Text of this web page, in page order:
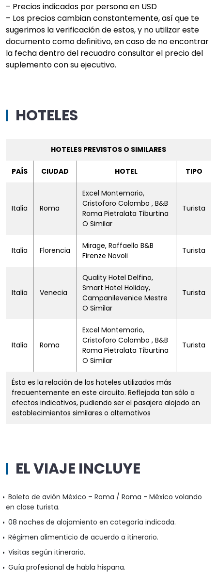
– Precios indicados por persona en USD
– Los precios cambian constantemente, así que te
sugerimos la verificación de estos, y no utilizar este
documento como definitivo, en caso de no encontrar
la fecha dentro del recuadro consultar el precio del
suplemento con su ejecutivo.
HOTELES
HOTELES PREVISTOS O SIMILARES
PAÍS CIUDAD HOTEL TIPO
Italia Roma
Excel Montemario,
Cristoforo Colombo , B&B
Roma Pietralata Tiburtina
O Similar
Turista
Italia Florencia
Mirage, Raffaello B&B
Firenze Novoli
Turista
Italia Venecia
Quality Hotel Delfino,
Smart Hotel Holiday,
Campanilevenice Mestre
O Similar
Turista
Italia Roma
Excel Montemario,
Cristoforo Colombo , B&B
Roma Pietralata Tiburtina
O Similar
Turista
Ésta es la relación de los hoteles utilizados más
frecuentemente en este circuito. Reflejada tan sólo a
efectos indicativos, pudiendo ser el pasajero alojado en
establecimientos similares o alternativos
EL VIAJE INCLUYE
Boleto de avión México – Roma / Roma - México volando
en clase turista.
08 noches de alojamiento en categoría indicada.
Régimen alimenticio de acuerdo a itinerario.
Visitas según itinerario.
Guía profesional de habla hispana.